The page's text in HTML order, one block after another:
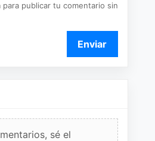
para publicar tu comentario sin
Enviar
sé el